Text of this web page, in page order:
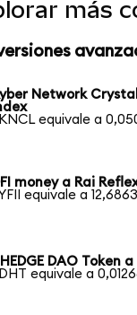
más
Network
equivale a
money a Rai
equivale a
DAO Token
equivale a